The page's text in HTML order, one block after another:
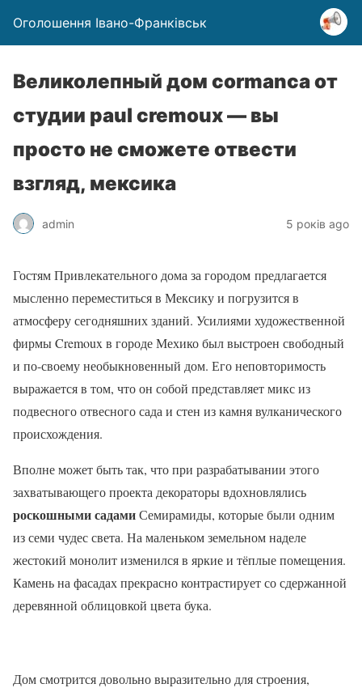
Оголошення Івано-Франківськ
Великолепный дом cormanca от
студии paul cremoux — вы
просто не сможете отвести
взгляд, мексика
admin 5 років ago
Гостям Привлекательного дома за городом предлагается
мысленно переместиться в Мексику и погрузится в
атмосферу сегодняшних зданий. Усилиями художественной
фирмы Cremoux в городе Мехико был выстроен свободный
и по-своему необыкновенный дом. Его неповторимость
выражается в том, что он собой представляет микс из
подвесного отвесного сада и стен из камня вулканического
происхождения.
Вполне может быть так, что при разрабатывании этого
захватывающего проекта декораторы вдохновлялись
роскошными садамиСемирамиды, которые были одним
из семи чудес света. На маленьком земельном наделе
жестокий монолит изменился в яркие и тёплые помещения.
Камень на фасадах прекрасно контрастирует со сдержанной
деревянной облицовкой цвета бука.
Дом смотрится довольно выразительно для строения,